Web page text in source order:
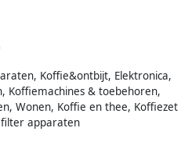
Koffie&ontbijt, Elektronica,
Koffiemachines & toebehoren,
Wonen, Koffie en thee, Koffiezet
apparaten